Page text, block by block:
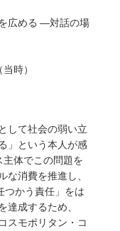
広める ―対話の場
時）
して社会の弱い立
」という本人が感
主体でこの問題を
な消費を推進し、
つかう責任」をは
達成するため、
スモポリタン・コ